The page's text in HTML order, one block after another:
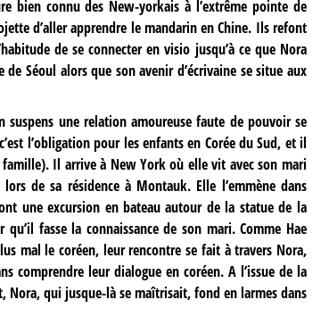
bien connu des New-yorkais à l’extrême pointe de
d’aller apprendre le mandarin en Chine. Ils refont
de se connecter en visio jusqu’à ce que Nora
Séoul alors que son avenir d’écrivaine se situe aux
une relation amoureuse faute de pouvoir se
l’obligation pour les enfants en Corée du Sud, et il
famille). Il arrive à New York où elle vit avec son mari
de sa résidence à Montauk. Elle l’emmène dans
une excursion en bateau autour de la statue de la
fasse la connaissance de son mari. Comme Hae
mal le coréen, leur rencontre se fait à travers Nora,
comprendre leur dialogue en coréen. A l’issue de la
Nora, qui jusque-là se maîtrisait, fond en larmes dans